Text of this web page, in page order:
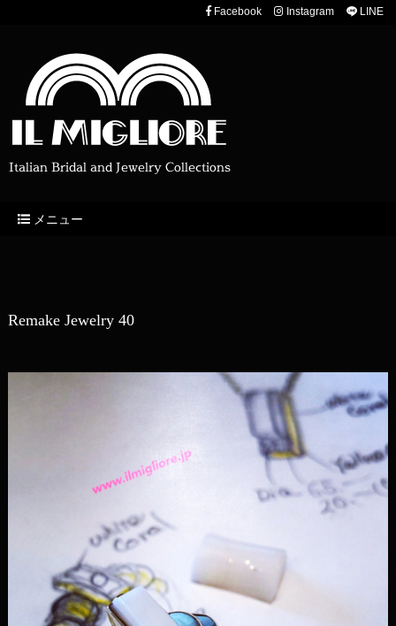
Italian Bridal and Jewelry Collections
メニュー
Facebook Instagram LINE
Remake Jewelry 40